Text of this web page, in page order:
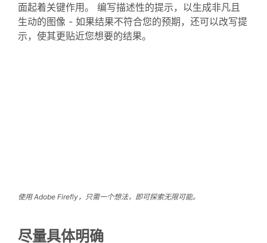
面起着关键作用。 编写描述性的提示，以生成非凡且
生动的图像 - 如果结果不符合您的预期，还可以改写提
示，使其更贴近您想要的结果。
使用 Adobe Firefly，只需一个想法，即可探索无限可能。
尽量具体明确